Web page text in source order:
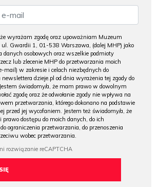
wyrażam zgodę oraz upoważniam Muzeum
ul. Gwardii 1, 01-538 Warszawa, (dalej MHP) jako
danych osobowych oraz wszelkie podmioty
lub zlecenie MHP do przetwarzania moich
mail) w zakresie i celach niezbędnych do
dzieje.pl od dnia wyrażenia tej zgody do
świadomy/a, że mam prawo w dowolnym
zgodę oraz że odwołanie zgody nie wpływa na
przetwarzania, którego dokonano na podstawie
przed jej wycofaniem. Jestem też świadomy/a, że
prawo dostępu do moich danych, do ich
ograniczenia przetwarzania, do przenoszenia
wobec przetwarzania.